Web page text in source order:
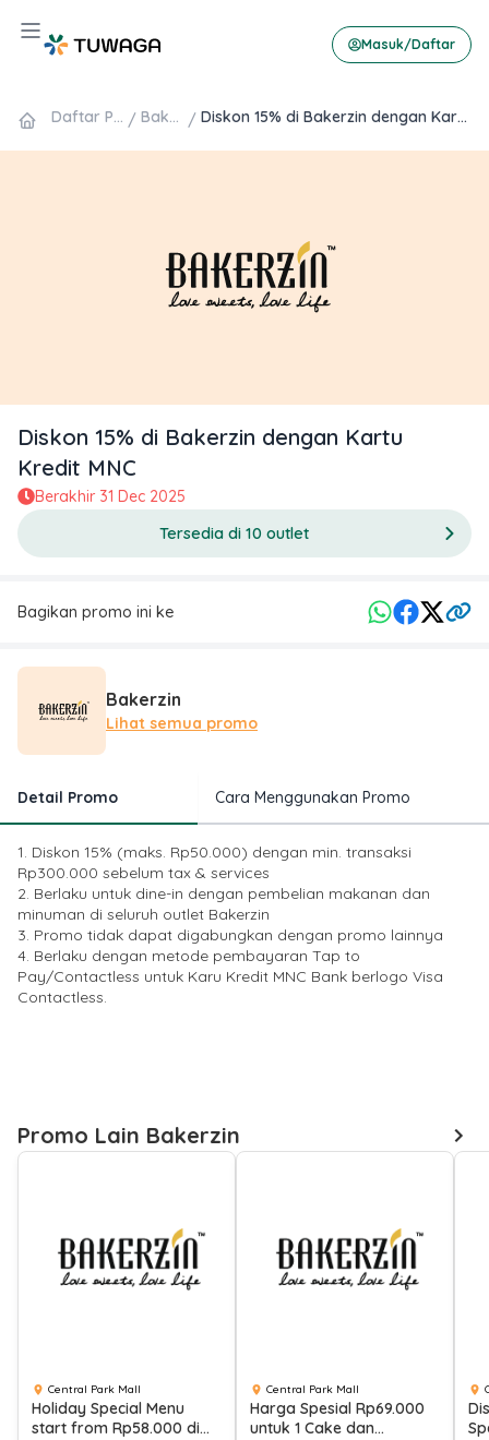
Hamburger Toggle Menu
Masuk/Daftar
Daftar Promo / Bakerzin / Diskon 15% di Bakerzin dengan Kartu Kredit MNC
Diskon 15% di Bakerzin dengan Kartu
Kredit MNC
Berakhir 31 Dec 2025
Tersedia di 10 outlet
Bagikan promo ini ke
Bakerzin
Lihat semua promo
Detail Promo Cara Menggunakan Promo
1. Diskon 15% (maks. Rp50.000) dengan min. transaksi
Rp300.000 sebelum tax & services
2. Berlaku untuk dine-in dengan pembelian makanan dan
minuman di seluruh outlet Bakerzin
3. Promo tidak dapat digabungkan dengan promo lainnya
4. Berlaku dengan metode pembayaran Tap to
Pay/Contactless untuk Karu Kredit MNC Bank berlogo Visa
Contactless.
Promo Lain Bakerzin
Central Park Mall
Holiday Special Menu
start from Rp58.000 di
Central Park Mall
Harga Spesial Rp69.000
untuk 1 Cake dan